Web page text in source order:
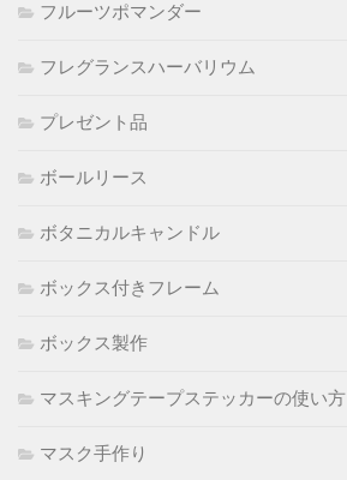
フルーツポマンダー
フレグランスハーバリウム
プレゼント品
ボールリース
ボタニカルキャンドル
ボックス付きフレーム
ボックス製作
マスキングテープステッカーの使い方
マスク手作り